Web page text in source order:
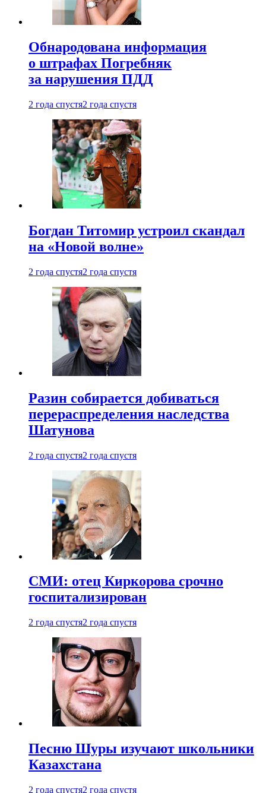
Обнародована информация
о штрафах Погребняк
за нарушения ПДД
2 года спустя2 года спустя
Богдан Титомир устроил скандал
на «Новой волне»
2 года спустя2 года спустя
Разин собирается добиваться
перераспределения наследства
Шатунова
2 года спустя2 года спустя
СМИ: отец Киркорова срочно
госпитализирован
2 года спустя2 года спустя
Песню Шуры изучают школьники
Казахстана
2 года спустя2 года спустя